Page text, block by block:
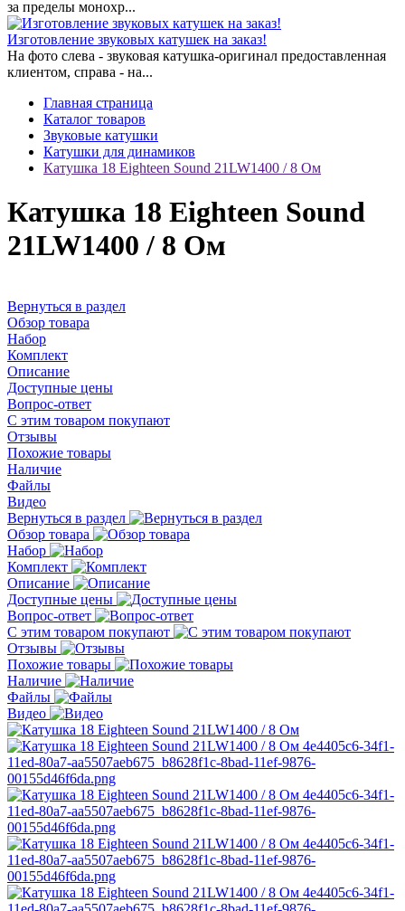
за пределы монохр...
Изготовление звуковых катушек на заказ!
На фото слева - звуковая катушка-оригинал предоставленная
клиентом, справа - на...
Главная страница
Каталог товаров
Звуковые катушки
Катушки для динамиков
Катушка 18 Eighteen Sound 21LW1400 / 8 Ом
Катушка 18 Eighteen Sound
21LW1400 / 8 Ом
Вернуться в раздел
Обзор товара
Набор
Комплект
Описание
Доступные цены
Вопрос-ответ
С этим товаром покупают
Отзывы
Похожие товары
Наличие
Файлы
Видео
Вернуться в раздел
Обзор товара
Набор
Комплект
Описание
Доступные цены
Вопрос-ответ
С этим товаром покупают
Отзывы
Похожие товары
Наличие
Файлы
Видео